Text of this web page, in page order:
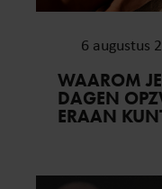
6 augustus
WAAROM
DAGEN
ERAAN